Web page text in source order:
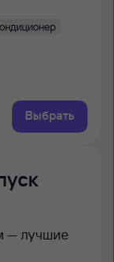
Выбрать
— лучшие